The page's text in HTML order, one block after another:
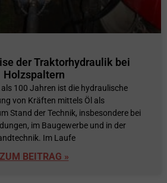
der Traktorhydraulik bei
Holzspaltern
100 Jahren ist die hydraulische
von Kräften mittels Öl als
Stand der Technik, insbesondere bei
im Baugewerbe und in der
Im Laufe
ZUM BEITRAG »